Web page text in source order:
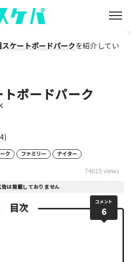
ケートボードパークを紹介してい
ボードパーク
ク ファミリー ナイター
74015 views
は掲載しておりません
コメント
6
目次